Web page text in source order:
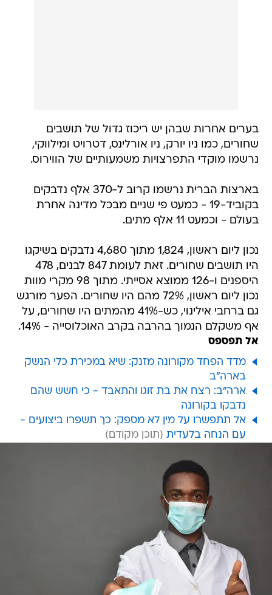
בערים אחרות שבהן יש ריכוז גדול של תושבים
שחורים, כמו ניו יורק, ניו אורלינס, דטרויט ומילווקי,
נרשמו מוקדי התפרצויות משמעותיים של הווירוס.
בארצות הברית נרשמו קרוב ל-370 אלף נדבקים
בקוביד-19 - כמעט פי שניים מבכל מדינה אחרת
בעולם - וכמעט 11 אלף מתים.
נכון ליום ראשון, 1,824 מתוך 4,680 נדבקים בשיקגו
היו תושבים שחורים. זאת לעומת 847 לבנים, 478
היספנים ו-126 ממוצא אסייתי. מתוך 98 מקרי מוות
נכון ליום ראשון, 72% מהם היו שחורים. הפער מורגש
גם ברחבי אילינוי, כש-41% מהמתים היו שחורים, על
אף משקלם הנמוך בהרבה בקרב האוכלוסייה - 14%.
אל תפספס
מדד הפחד מקורונה מזנק: שיא במכירת כלי הנשק
בארה"ב
ארה"ב: רצח את בת זוגו והתאבד - כי חשש שהם
נדבקו בקורונה
אל תתפשרו על מין לא מספק: כך תשפרו ביצועים -
עם הנחה בלעדית